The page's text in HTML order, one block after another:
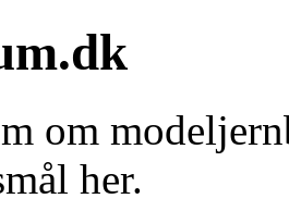
om
her.